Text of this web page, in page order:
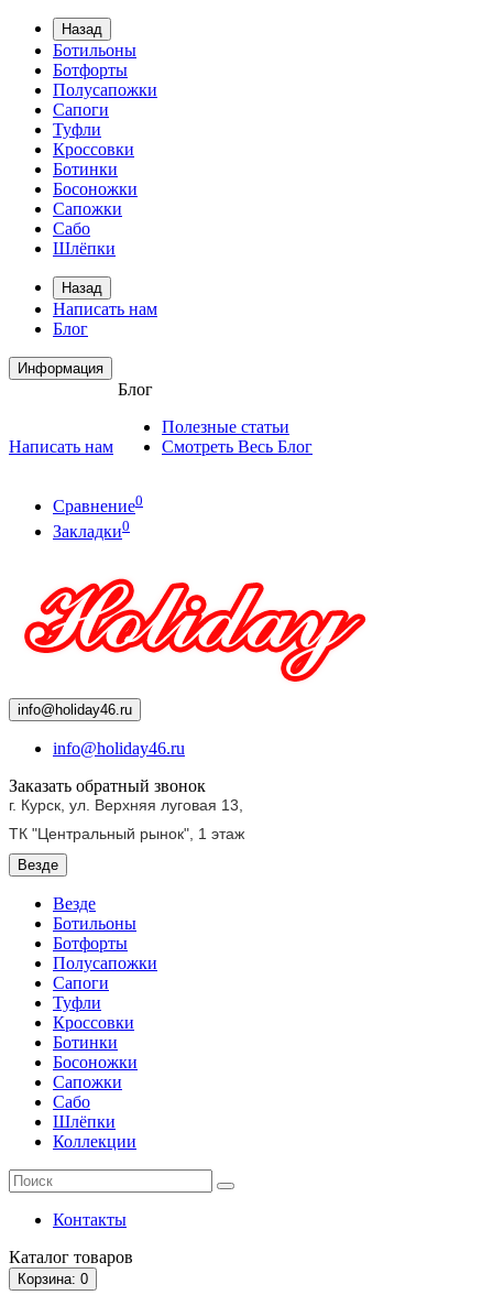
Назад
Ботильоны
Ботфорты
Полусапожки
Сапоги
Туфли
Кроссовки
Ботинки
Босоножки
Сапожки
Сабо
Шлёпки
Назад
Написать нам
Блог
Информация
Написать нам
Блог
Полезные статьи
Смотреть Весь Блог
Сравнение0
Закладки0
info@holiday46.ru
info@holiday46.ru
Заказать обратный звонок
г. Курск, ул. Верхняя луговая 13,
ТК "Центральный рынок", 1 этаж
Везде
Везде
Ботильоны
Ботфорты
Полусапожки
Сапоги
Туфли
Кроссовки
Ботинки
Босоножки
Сапожки
Сабо
Шлёпки
Коллекции
Контакты
Каталог товаров
Корзина: 0